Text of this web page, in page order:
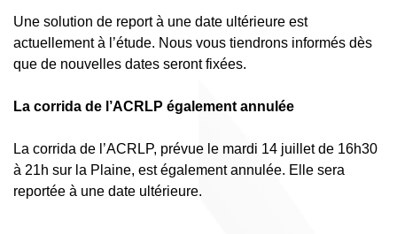
Une solution de report à une date ultérieure est
actuellement à l’étude. Nous vous tiendrons informés dès
que de nouvelles dates seront fixées.
La corrida de l’ACRLP également annulée
La corrida de l’ACRLP, prévue le mardi 14 juillet de 16h30
à 21h sur la Plaine, est également annulée. Elle sera
reportée à une date ultérieure.